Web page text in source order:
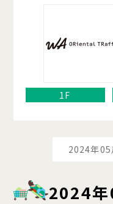
1F
2024年05
2024年